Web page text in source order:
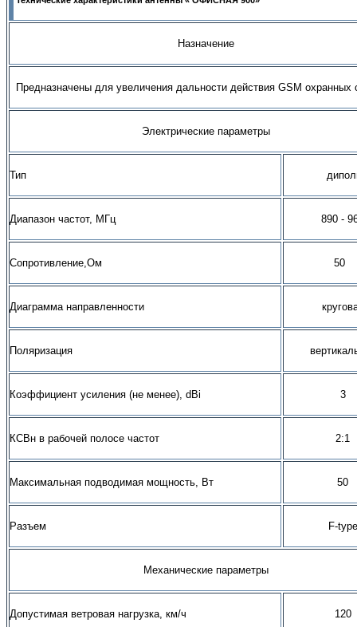
Назначение
Предназначены для увеличения дальности действияGSM охранных
Электрические параметры
Тип
Диапазон частот, МГц 890 -
Сопротивление,Ом 50
Диаграмма направленности
Поляризация
Коэффициент усиления (не менее), dBi 3
КСВн в рабочей полосе частот 2:1
Максимальная подводимая мощность, Вт 50
Разъем F-type
Механические параметры
Допустимая ветровая нагрузка, км/ч 120